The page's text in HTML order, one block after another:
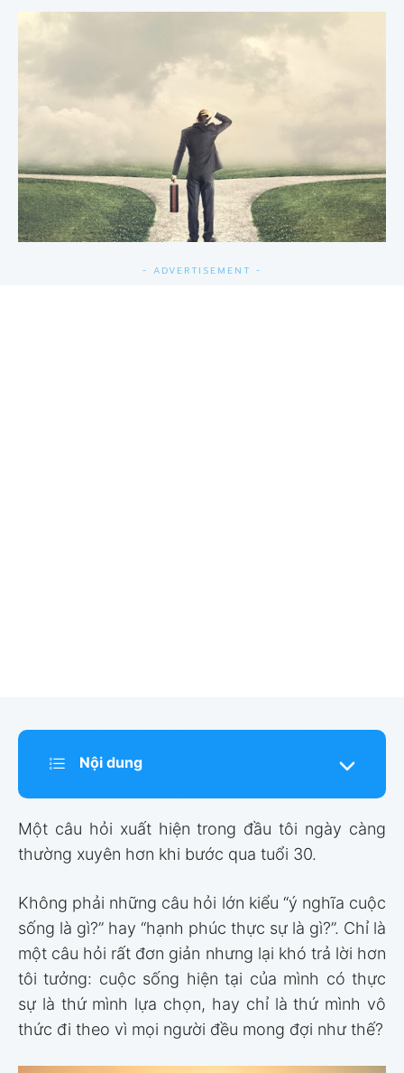
- ADVERTISEMENT -
Nội dung
Một câu hỏi xuất hiện trong đầu tôi ngày càng
thường xuyên hơn khi bước qua tuổi 30.
Không phải những câu hỏi lớn kiểu “ý nghĩa cuộc
sống là gì?” hay “hạnh phúc thực sự là gì?”. Chỉ là
một câu hỏi rất đơn giản nhưng lại khó trả lời hơn
tôi tưởng: cuộc sống hiện tại của mình có thực
sự là thứ mình lựa chọn, hay chỉ là thứ mình vô
thức đi theo vì mọi người đều mong đợi như thế?